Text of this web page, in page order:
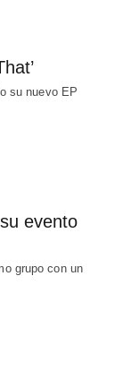
su nuevo EP
evento
grupo con un